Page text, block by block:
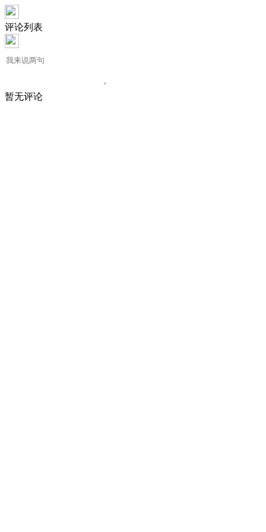
评论列表
暂无评论